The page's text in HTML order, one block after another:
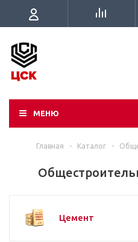
МЕНЮ
Главная - Каталог -
Цемент